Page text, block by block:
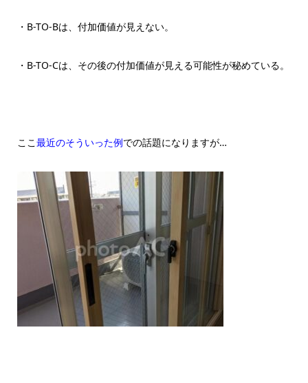
・B-TO-Bは、付加価値が見えない。
・B-TO-Cは、その後の付加価値が見える可能性が秘めている。
ここ最近のそういった例での話題になりますが…